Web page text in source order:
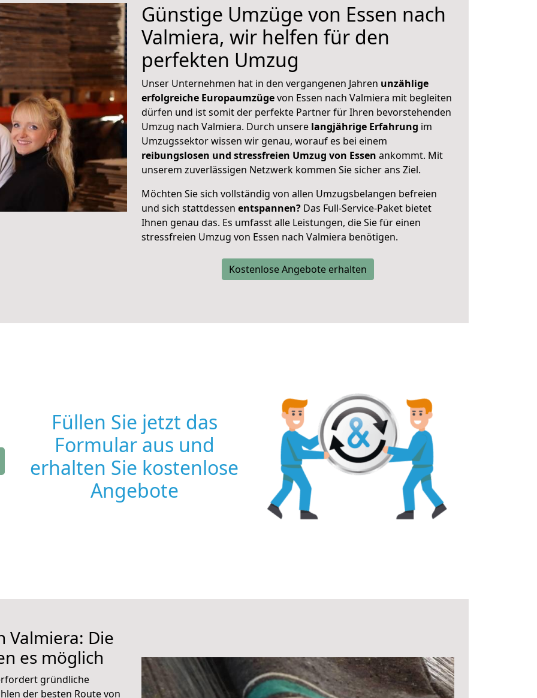
Günstige Umzüge von Essen nach
Valmiera, wir helfen für den
perfekten Umzug
Unser Unternehmen hat in den vergangenen Jahren unzählige
erfolgreiche Europaumzügevon Essen nach Valmiera mit begleiten
dürfen und ist somit der perfekte Partner für Ihren bevorstehenden
Umzug nach Valmiera. Durch unsere langjährige Erfahrung im
Umzugssektor wissen wir genau, worauf es bei einem
reibungslosen und stressfreien Umzug von Essen ankommt. Mit
unserem zuverlässigen Netzwerk kommen Sie sicher ans Ziel.
Möchten Sie sich vollständig von allen Umzugsbelangen befreien
und sich stattdessen entspannen? Das Full-Service-Paket bietet
Ihnen genau das. Es umfasst alle Leistungen, die Sie für einen
stressfreien Umzug von Essen nach Valmiera benötigen.
Kostenlose Angebote erhalten
Füllen Sie jetzt das
Formular aus und
erhalten Sie kostenlose
Angebote
Valmiera: Die
es möglich
gründliche
der besten Route von